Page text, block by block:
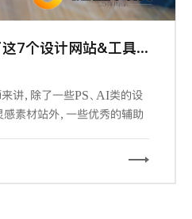
厦门网站建设-有了这7个设计网站&工具，做设计更有谱了
讲，除了一些PS、AI类的设
感素材站外，一些优秀的辅助
家推荐7个必备的辅助工具和